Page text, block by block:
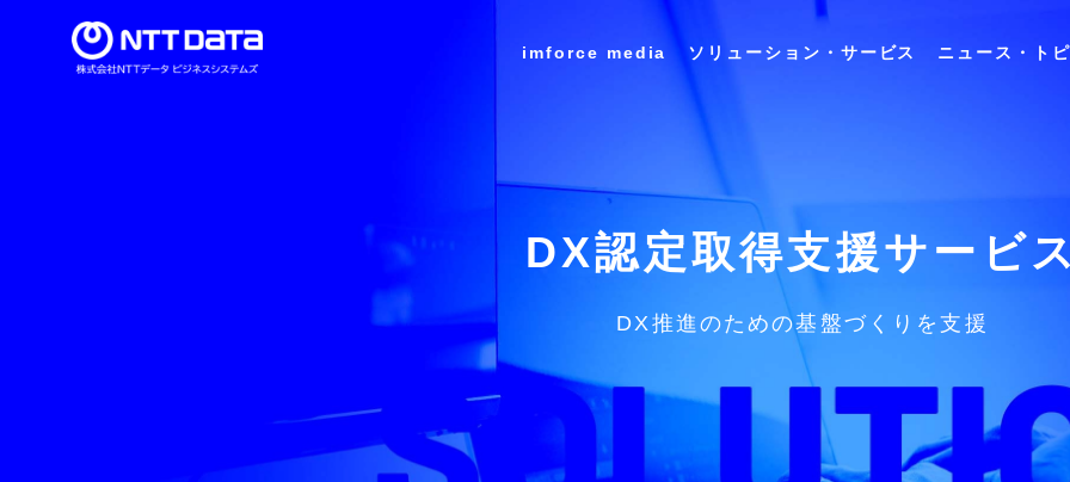
imforce media
セミナー情報 ユースケース
ソリューション・サービス
シリーズ
トランスレーション
シリーズ
アプリケーション
スイートシリーズ
建設業界特化型ERP 「imforce Arch®」
決済サービスインテグレーション
商業施設テナント管理ソリューション
食品・飲料メーカー向け 商品開発プラット
フォーム 「FooDesigner®」
ニュース・ト
ミッション・ビジョン・バリュー
会社概要 / アクセス
沿革
キャリア採用情報
DX認定取得支援サービ
DX推進のための基盤づくりを支援